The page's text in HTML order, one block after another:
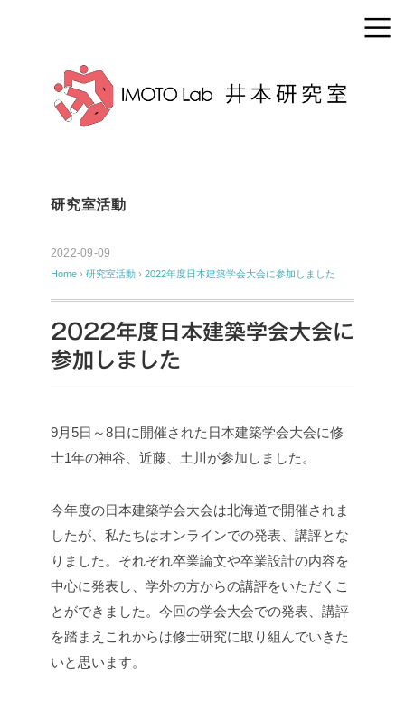
研究室活動
2022-09-09
Home › 研究室活動 › 2022年度日本建築学会大会に参加しました
2022年度日本建築学会大会に
参加しました
9月5日～8日に開催された日本建築学会大会に修
士1年の神谷、近藤、土川が参加しました。
今年度の日本建築学会大会は北海道で開催されま
したが、私たちはオンラインでの発表、講評とな
りました。それぞれ卒業論文や卒業設計の内容を
中心に発表し、学外の方からの講評をいただくこ
とができました。今回の学会大会での発表、講評
を踏まえこれからは修士研究に取り組んでいきた
いと思います。